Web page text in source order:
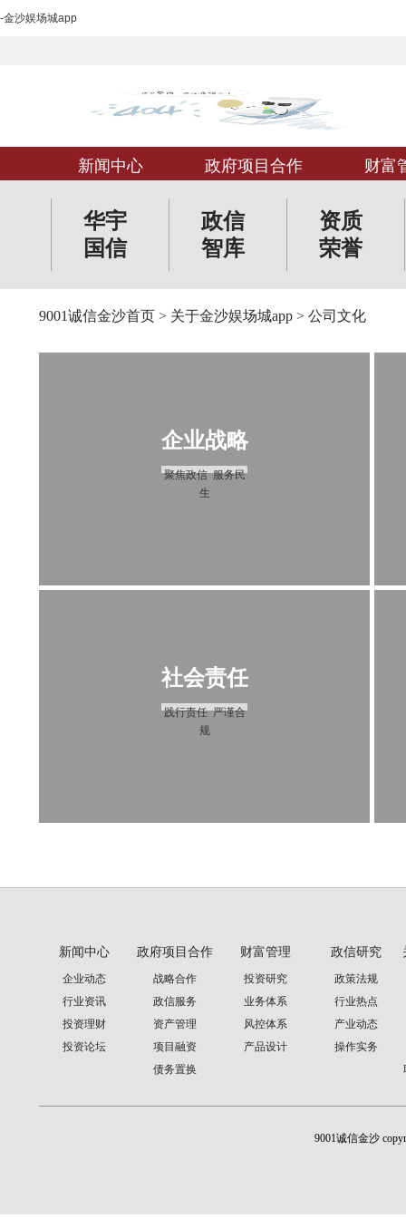
-金沙娱场城app
新闻中心 政府项目合作 财富
华宇
国信
政信
智库
资质
荣誉
9001诚信金沙首页 > 关于金沙娱场城app > 公司文化
企业战略
聚焦政信 服务民
生
社会责任
践行责任 严谨合
规
新闻中心
企业动态
行业资讯
投资理财
投资论坛
政府项目合作
战略合作
政信服务
资产管理
项目融资
债务置换
财富管理
投资研究
业务体系
风控体系
产品设计
政信研究
政策法规
行业热点
产业动态
操作实务
9001诚信金沙